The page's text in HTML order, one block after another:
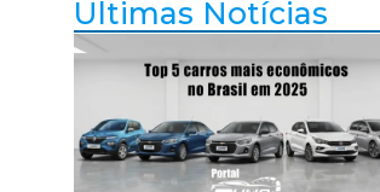
Últimas Notícias